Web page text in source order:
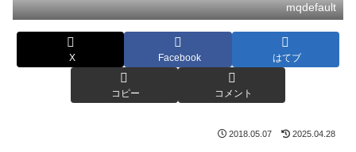
mqdefault
X Facebook はてブ
コピー コメント
2018.05.07 2025.04.28